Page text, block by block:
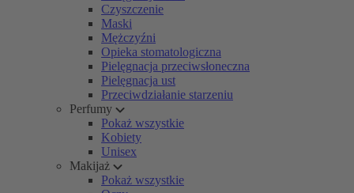
Czyszczenie
Maski
Mężczyźni
Opieka stomatologiczna
Pielęgnacja przeciwsłoneczna
Pielęgnacja ust
Przeciwdziałanie starzeniu
Perfumy
Pokaż wszystkie
Kobiety
Unisex
Makijaż
Pokaż wszystkie